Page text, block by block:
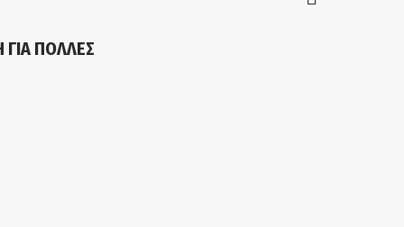
ΠΟΛΛΕΣ